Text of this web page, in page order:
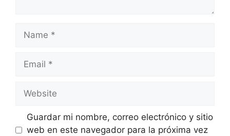
Name
Email
Website
Guardar mi nombre, correo electrónico y sitio
web en este navegador para la próxima vez